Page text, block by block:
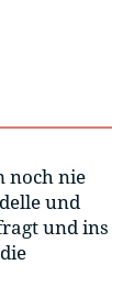
noch nie
und
und ins